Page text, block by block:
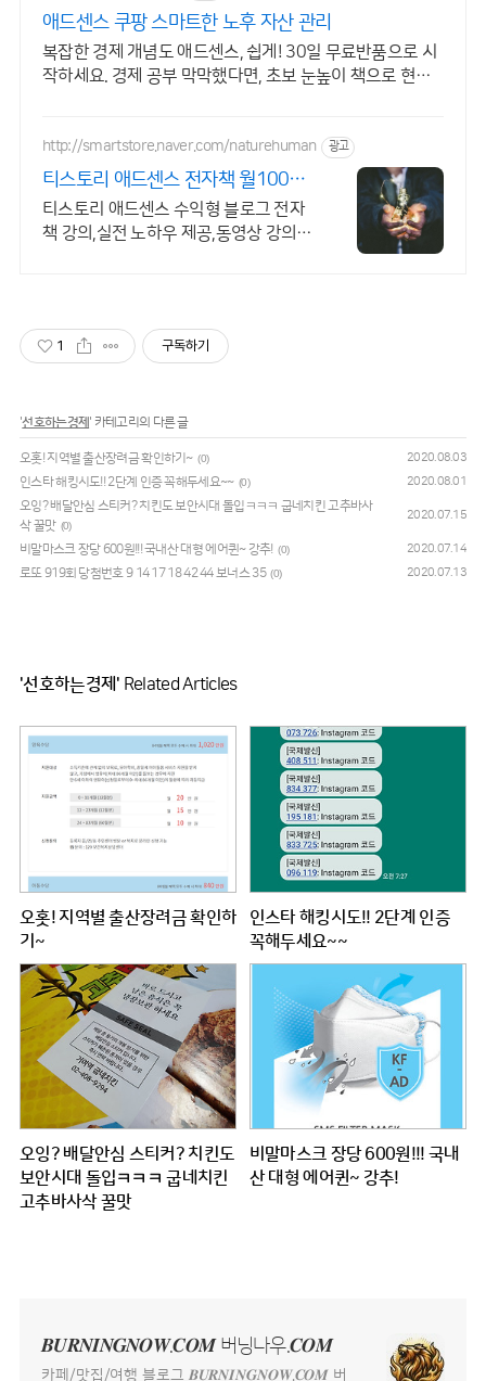
애드센스 쿠팡 스마트한 노후 자산 관리
복잡한 경제 개념도 애드센스, 쉽게! 30일 무료반품으로 시
작하세요. 경제 공부 막막했다면, 초보 눈높이 책으로 현명
http://smartstore.naver.com/naturehuman 광고
티스토리 애드센스 전자책 월100만
원 고정 수익발생!
티스토리 애드센스 수익형 블로그 전자
책 강의,실전 노하우 제공,동영상 강의
1 구독하기
'선호하는경제 ' 카테고리의 다른 글
오홋! 지역별 출산장려금 확인하기~ (0) 2020.08.03
인스타 해킹시도!! 2단계 인증 꼭해두세요~~ (0) 2020.08.01
오잉? 배달안심 스티커? 치킨도 보안시대 돌입ㅋㅋㅋ 굽네치킨 고추바사
삭 꿀맛 (0)
2020.07.15
비말마스크 장당 600원!!! 국내산 대형 에어퀸~ 강추! (0) 2020.07.14
로또 919회 당첨번호 9 14 17 18 42 44 보너스 35 (0) 2020.07.13
'선호하는경제' Related Articles
오홋! 지역별 출산장려금 확인하
기~
인스타 해킹시도!! 2단계 인증
꼭해두세요~~
오잉? 배달안심 스티커? 치킨도
보안시대 돌입ㅋㅋㅋ 굽네치킨
고추바사삭 꿀맛
비말마스크 장당 600원!!! 국내
산 대형 에어퀸~ 강추!
𝑩𝑼𝑹𝑵𝑰𝑵𝑮𝑵𝑶𝑾.𝑪𝑶𝑴 버닝나우.𝑪𝑶𝑴
카페/맛집/여행 블로그 𝑩𝑼𝑹𝑵𝑰𝑵𝑮𝑵𝑶𝑾.𝑪𝑶𝑴 버